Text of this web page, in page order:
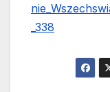
_338